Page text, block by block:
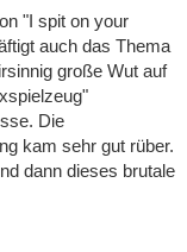
"I spit on your
auch das Thema
große Wut auf
Die
kam sehr gut rüber.
dann dieses brutale